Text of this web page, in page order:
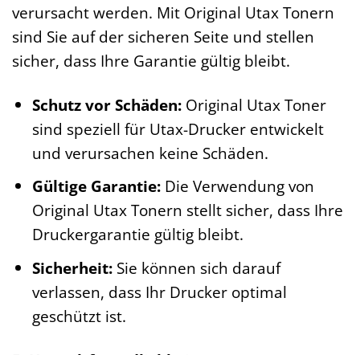
verursacht werden. Mit Original Utax Tonern
sind Sie auf der sicheren Seite und stellen
sicher, dass Ihre Garantie gültig bleibt.
Schutz vor Schäden:Original Utax Toner
sind speziell für Utax-Drucker entwickelt
und verursachen keine Schäden.
Gültige Garantie:Die Verwendung von
Original Utax Tonern stellt sicher, dass Ihre
Druckergarantie gültig bleibt.
Sicherheit:Sie können sich darauf
verlassen, dass Ihr Drucker optimal
geschützt ist.